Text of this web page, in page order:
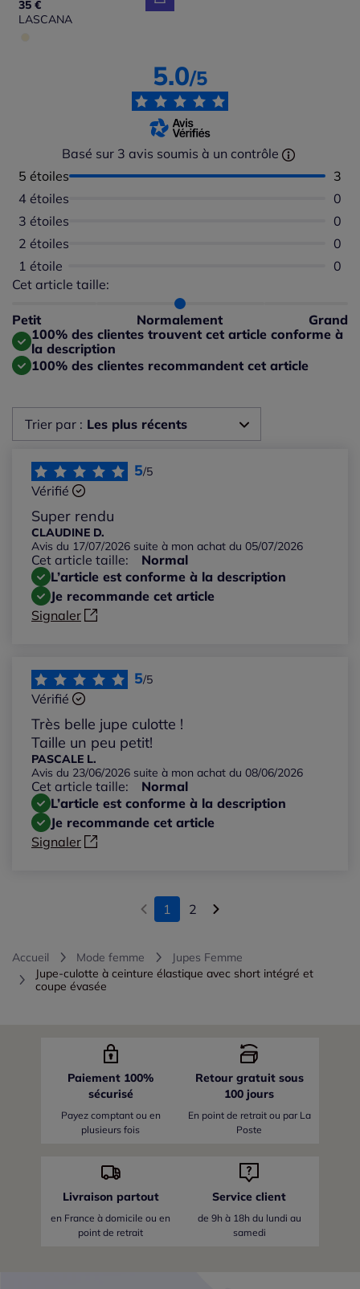
35 €
LASCANA
5.0/5
Basé sur 3 avis soumis à un contrôle
5 étoiles
3
4 étoiles
0
3 étoiles
0
2 étoiles
0
1 étoile
0
Cet article taille:
Petit Normalement Grand
Répartition du taillant selon les avis clients
Taille normalement : 100%
Taille grand : 0%
100% des clientes trouvent cet article conforme à
la description
100% des clientes recommandent cet article
Trier par : Les plus récents
Les plus récents
Les plus anciens
Notes les plus élevées
Notes les plus basses
5/5
Vérifié
Super rendu
CLAUDINE D.
Avis du 17/07/2026 suite à mon achat du 05/07/2026
Cet article taille:
Normal
L’article est conforme à la description
Je recommande cet article
Signaler
5/5
Vérifié
Très belle jupe culotte !
Taille un peu petit!
PASCALE L.
Avis du 23/06/2026 suite à mon achat du 08/06/2026
Cet article taille:
Normal
L’article est conforme à la description
Je recommande cet article
Signaler
1 2
Accueil Mode femme
Jupes Femme
Jupe-culotte à ceinture élastique avec short intégré et
coupe évasée
Paiement 100%
sécurisé
Payez comptant ou en
plusieurs fois
Retour gratuit sous
100 jours
En point de retrait ou par La
Poste
Livraison partout
en France à domicile ou en
point de retrait
Service client
de 9h à 18h du lundi au
samedi